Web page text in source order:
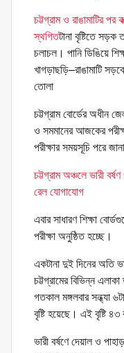
চট্টগ্রাম ও রাঙামাটির
স্থগিতটানা বৃষ্টিতে সড়ক
চলাচল। পানি ডিঙিয়ে
খাগড়াছড়ি–রাঙামাটি
তোলা
চট্টগ্রাম বোর্ডের অধীন
ও সমমানের আজকের
পরীক্ষার সময়সূচি পরে
চট্টগ্রাম অঞ্চলে ভারী
রেল যোগাযোগ
এবার সাধারণ শিক্ষা
পরীক্ষা অনুষ্ঠিত হচ্ছে।
একটানা দুই দিনের অতি
চট্টগ্রামের বিভিন্ন
গতকাল মঙ্গলবার সন্ধ্যা
বৃষ্টি হয়েছে। এই বৃষ্টি
ভারী বর্ষণে দেয়াল ও